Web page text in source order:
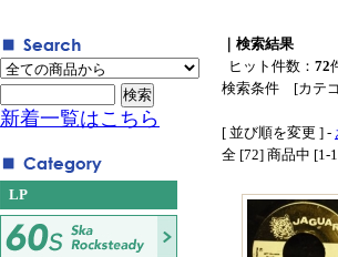
｜検索結果
ヒット件数： 72
検索条件 [カテゴ
[ 並び順を変更 ] -
全 [72] 商品中
新着一覧はこちら
LP